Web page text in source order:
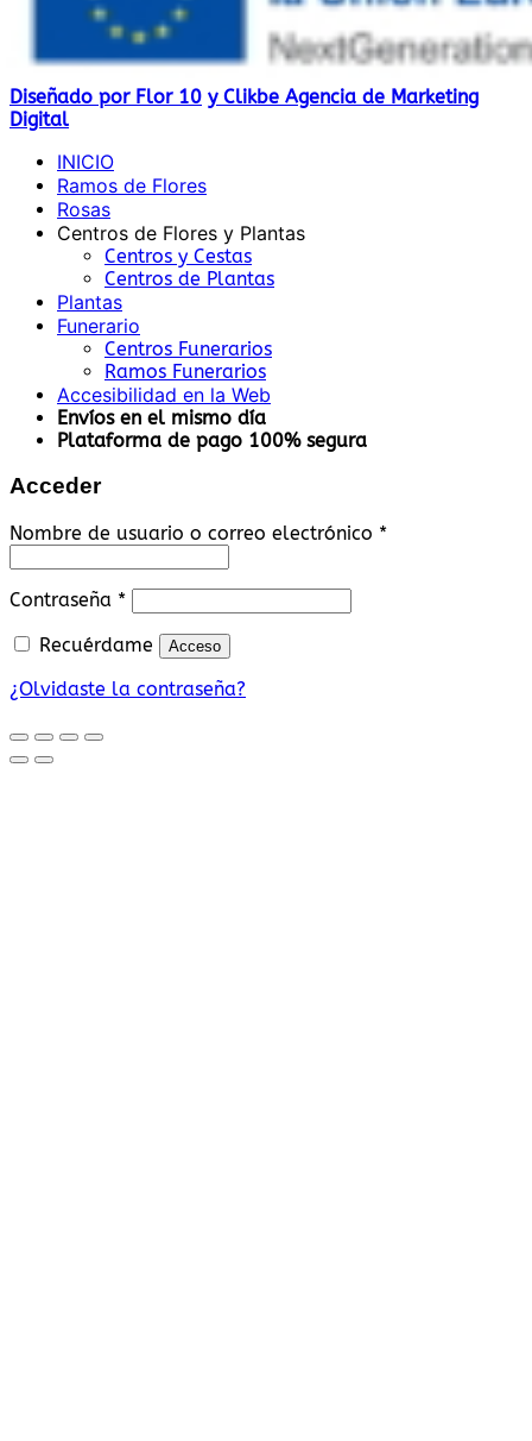
Diseñado por Flor 10 y Clikbe Agencia de Marketing
Digital
INICIO
Ramos de Flores
Rosas
Centros de Flores y Plantas
Centros y Cestas
Centros de Plantas
Plantas
Funerario
Centros Funerarios
Ramos Funerarios
Accesibilidad en la Web
Envíos en el mismo día
Plataforma de pago 100% segura
Acceder
Nombre de usuario o correo electrónico *Obligatorio
Contraseña *Obligatorio
Recuérdame Acceso
¿Olvidaste la contraseña?